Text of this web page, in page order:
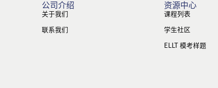
公司介绍
关于我们
联系我们
资源中心
课程列表
学生社区
ELLT 模考样题